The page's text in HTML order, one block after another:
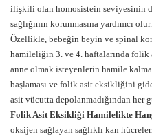
ilişkili olan homosistein seviyesinin
sağlığının korunmasına yardımcı olur.
Özellikle, bebeğin beyin ve spinal
hamileliğin 3. ve 4. haftalarında folik
anne olmak isteyenlerin hamile
başlaması ve folik asit eksikliğini
asit vücutta depolanmadığından
Folik Asit Eksikliği Hamilelikte
oksijen sağlayan sağlıklı kan